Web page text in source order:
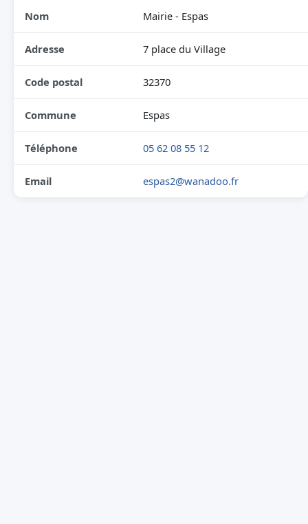
Nom Mairie - Espas
Adresse 7 place du Village
Code postal 32370
Commune Espas
Téléphone 05 62 08 55 12
Email espas2@wanadoo.fr